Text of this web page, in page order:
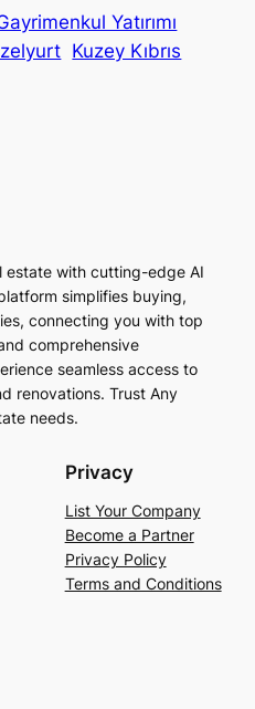
Yatırımı
Kuzey Kıbrıs
estate with cutting-edge AI
simplifies buying,
connecting you with top
comprehensive
seamless access to
renovations. Trust Any
needs.
Privacy
List Your Company
Become a Partner
Privacy Policy
Terms and Conditions